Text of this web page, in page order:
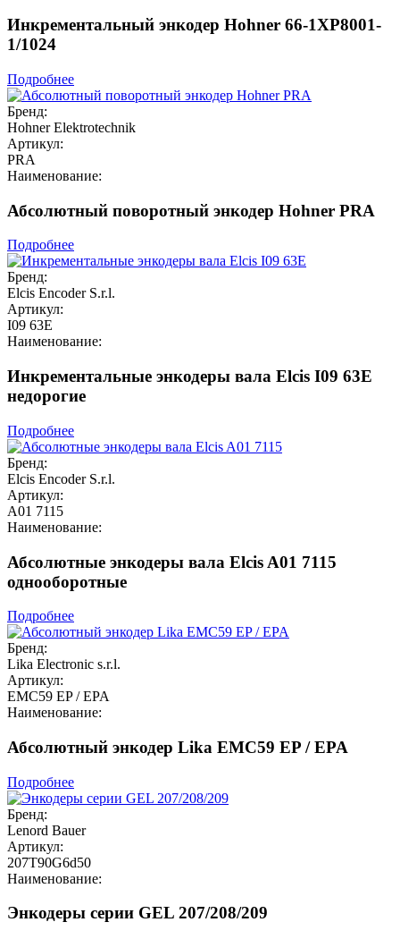
Инкрементальный энкодер Hohner 66-1XP8001-
1/1024
Подробнее
Бренд:
Hohner Elektrotechnik
Артикул:
PRA
Наименование:
Абсолютный поворотный энкодер Hohner PRA
Подробнее
Бренд:
Elcis Encoder S.r.l.
Артикул:
I09 63E
Наименование:
Инкрементальные энкодеры вала Elcis I09 63E
недорогие
Подробнее
Бренд:
Elcis Encoder S.r.l.
Артикул:
A01 7115
Наименование:
Абсолютные энкодеры вала Elcis A01 7115
однооборотные
Подробнее
Бренд:
Lika Electronic s.r.l.
Артикул:
EMC59 EP / EPA
Наименование:
Абсолютный энкодер Lika EMC59 EP / EPA
Подробнее
Бренд:
Lenord Bauer
Артикул:
207T90G6d50
Наименование:
Энкодеры серии GEL 207/208/209